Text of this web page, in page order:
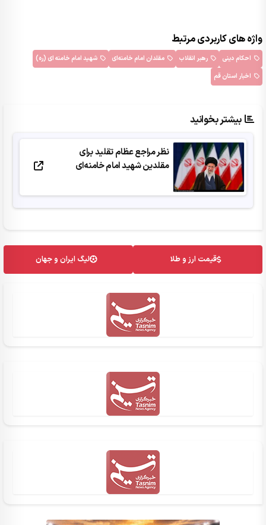
واژه های کاربردی مرتبط
احکام دینی رهبر انقلاب مقلدان امام خامنه‌ای
شهید امام خامنه ای (ره)
اخبار استان قم
بیشتر بخوانید
نظر مراجع عظام تقلید برای
مقلدین شهید امام خامنه‌ای
قیمت ارز و طلا لیگ ایران و جهان